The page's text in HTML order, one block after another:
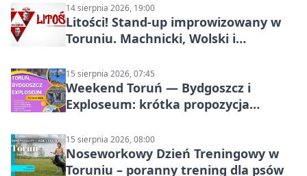
14 sierpnia 2026, 19:00
Litości! Stand-up improwizowany w
Toruniu. Machnicki, Wolski i
15 sierpnia 2026, 07:45
Weekend Toruń — Bydgoszcz i
Exploseum: krótka propozycja
15 sierpnia 2026, 08:00
Noseworkowy Dzień Treningowy w
Toruniu – poranny trening dla psów